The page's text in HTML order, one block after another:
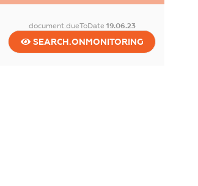
document.dueToDate 19.06.23
SEARCH.ONMONITORING